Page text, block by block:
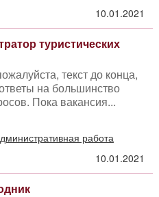
10.01.2021
туристических
текст до конца,
на большинство
Пока вакансия...
работа
10.01.2021